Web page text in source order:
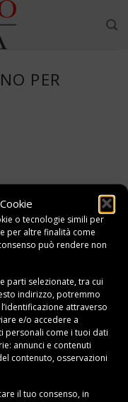
o tecnologie simili per
per altre finalità come
può rendere non
parti selezionate, tra cui
indirizzo, potremmo
attraverso
e/o accedere a
personali come i tuoi dati
annunci e contenuti
contenuto, osservazioni
il tuo consenso, in
PER